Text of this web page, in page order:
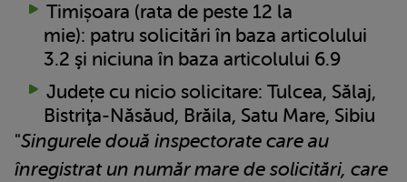
Timișoara (rata de peste 12 la
mie): patru solicitări în baza articolului
3.2 şi niciuna în baza articolului 6.9
Județe cu nicio solicitare: Tulcea, Sălaj,
Bistriţa-Năsăud, Brăila, Satu Mare, Sibiu
"Singurele două inspectorate care au
înregistrat un număr mare de solicitări, care